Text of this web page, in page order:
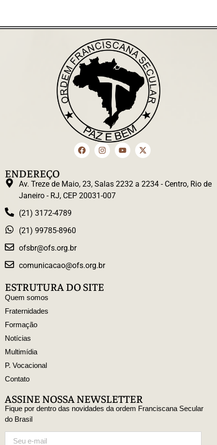
ENDEREÇO
Av. Treze de Maio, 23, Salas 2232 a 2234 - Centro, Rio de
Janeiro - RJ, CEP 20031-007
(21) 3172-4789
(21) 99785-8960
ofsbr@ofs.org.br
comunicacao@ofs.org.br
ESTRUTURA DO SITE
Quem somos
Fraternidades
Formação
Notícias
Multimídia
P. Vocacional
Contato
ASSINE NOSSA NEWSLETTER
Fique por dentro das novidades da ordem Franciscana Secular
do Brasil